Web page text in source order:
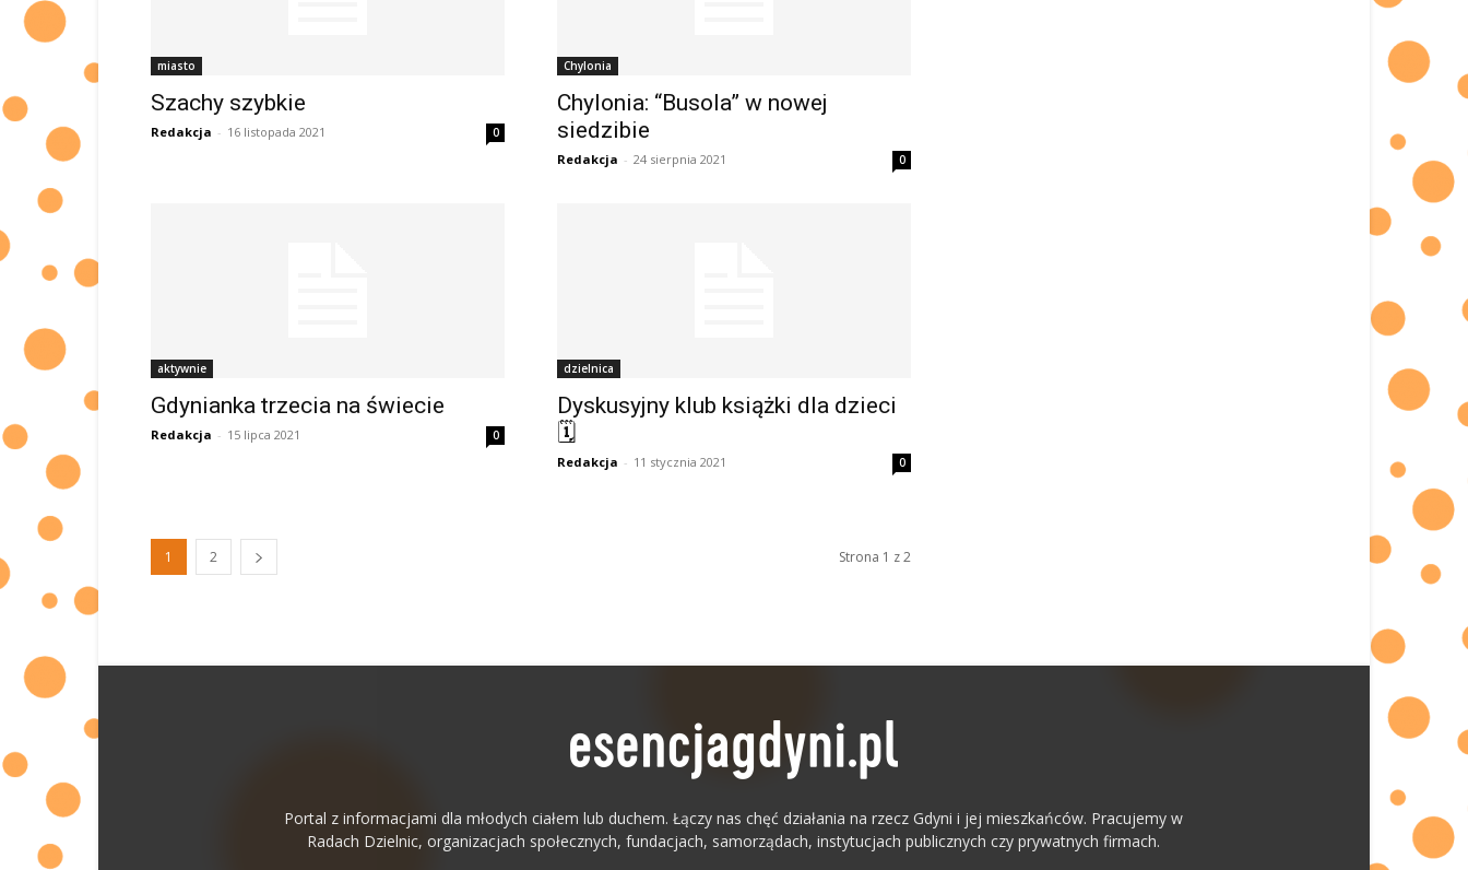
miasto
Szachy szybkie
Redakcja - 16 listopada 2021 0
Chylonia
Chylonia: “Busola” w nowej
siedzibie
Redakcja - 24 sierpnia 2021 0
aktywnie
Gdynianka trzecia na świecie
Redakcja - 15 lipca 2021 0
dzielnica
Dyskusyjny klub książki dla dzieci
🗓
Redakcja - 11 stycznia 2021 0
1 2 Strona 1 z 2
Portal z informacjami dla młodych ciałem lub duchem. Łączy nas chęć działania na rzecz Gdyni i jej mieszkańców. Pracujemy w
Radach Dzielnic, organizacjach społecznych, fundacjach, samorządach, instytucjach publicznych czy prywatnych firmach.